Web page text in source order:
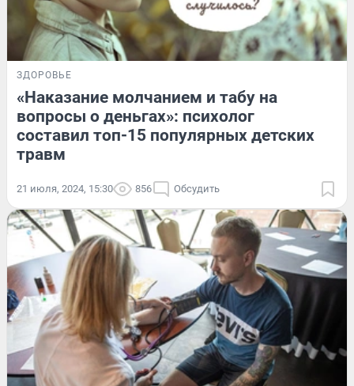
ЗДОРОВЬЕ
«Наказание молчанием и табу на
вопросы о деньгах»: психолог
составил топ-15 популярных детских
травм
21 июля, 2024, 15:30 856 Обсудить